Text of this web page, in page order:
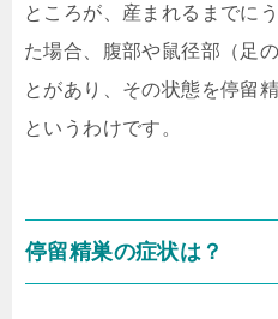
ところが、産まれるまでに
た場合、腹部や鼠径部（足
とがあり、その状態を停留
というわけです。
停留精巣の症状は？